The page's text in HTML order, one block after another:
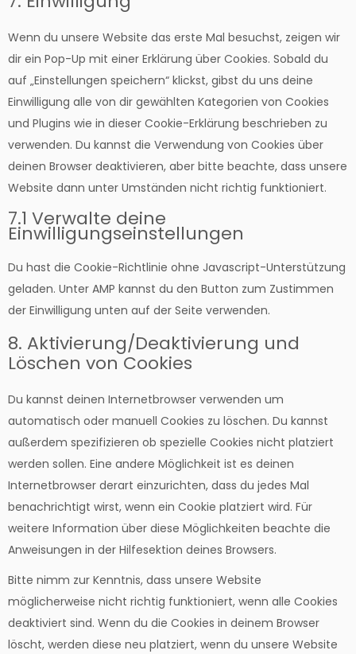
Wenn du unsere Website das erste Mal besuchst, zeigen wir
dir ein Pop-Up mit einer Erklärung über Cookies. Sobald du
auf „Einstellungen speichern“ klickst, gibst du uns deine
Einwilligung alle von dir gewählten Kategorien von Cookies
und Plugins wie in dieser Cookie-Erklärung beschrieben zu
verwenden. Du kannst die Verwendung von Cookies über
deinen Browser deaktivieren, aber bitte beachte, dass unsere
Website dann unter Umständen nicht richtig funktioniert.
7.1 Verwalte deine
Einwilligungseinstellungen
Du hast die Cookie-Richtlinie ohne Javascript-Unterstützung
geladen. Unter AMP kannst du den Button zum Zustimmen
der Einwilligung unten auf der Seite verwenden.
8. Aktivierung/Deaktivierung und
Löschen von Cookies
Du kannst deinen Internetbrowser verwenden um
automatisch oder manuell Cookies zu löschen. Du kannst
außerdem spezifizieren ob spezielle Cookies nicht platziert
werden sollen. Eine andere Möglichkeit ist es deinen
Internetbrowser derart einzurichten, dass du jedes Mal
benachrichtigt wirst, wenn ein Cookie platziert wird. Für
weitere Information über diese Möglichkeiten beachte die
Anweisungen in der Hilfesektion deines Browsers.
Bitte nimm zur Kenntnis, dass unsere Website
möglicherweise nicht richtig funktioniert, wenn alle Cookies
deaktiviert sind. Wenn du die Cookies in deinem Browser
löscht, werden diese neu platziert, wenn du unsere Website